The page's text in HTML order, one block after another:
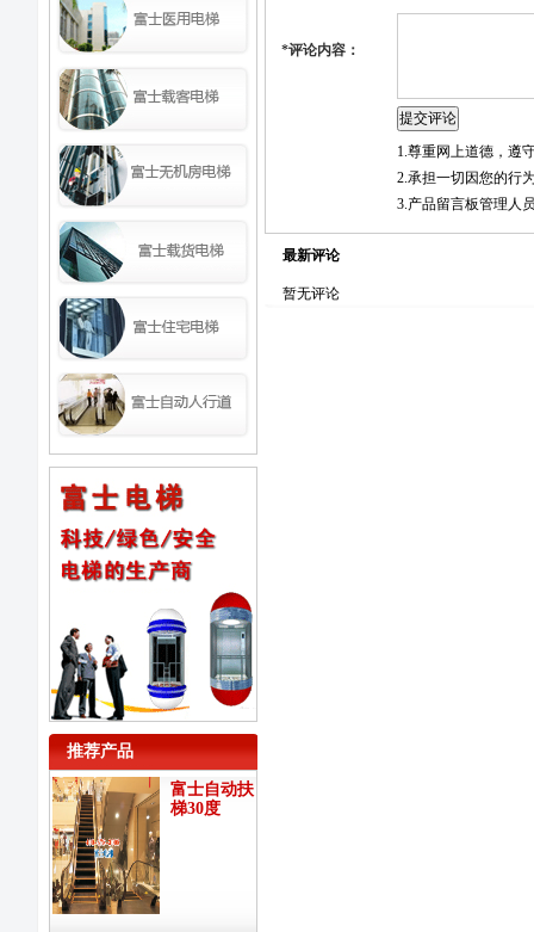
推荐产品
富士自动扶
梯30度
*评论内容：
1.尊重网上道德，遵
2.承担一切因您的行
3.产品留言板管理人
最新评论
暂无评论